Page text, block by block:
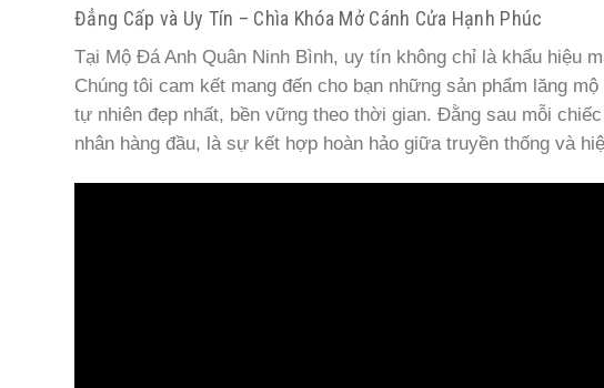
Đẳng Cấp và Uy Tín – Chìa Khóa Mở Cánh Cửa Hạnh Phúc
Tại Mộ Đá Anh Quân Ninh Bình, uy tín không chỉ là khẩu hiệu
Chúng tôi cam kết mang đến cho bạn những sản phẩm lăng
tự nhiên đẹp nhất, bền vững theo thời gian. Đằng sau mỗi
nhân hàng đầu, là sự kết hợp hoàn hảo giữa truyền thống và